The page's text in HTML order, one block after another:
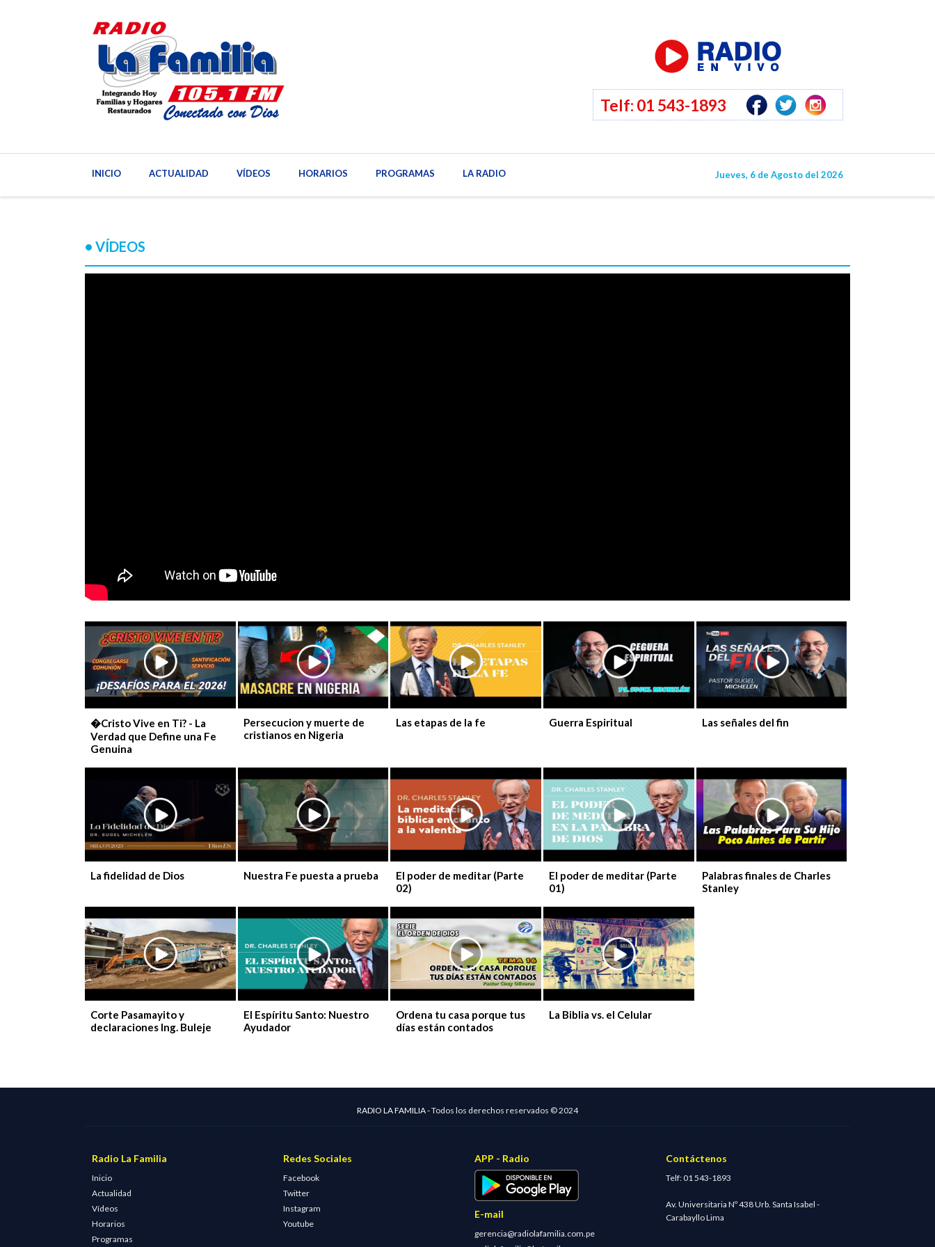
Telf: 01 543-1893
INICIO ACTUALIDAD VÍDEOS HORARIOS PROGRAMAS LA RADIO Jueves, 6 de Agosto del 2026
INICIO ACTUALIDAD VÍDEOS HORARIOS PROGRAMAS
• VÍDEOS
�Cristo Vive en Ti? - La
Verdad que Define una Fe
Genuina
Persecucion y muerte de
cristianos en Nigeria
Las etapas de la fe Guerra Espiritual Las señales del fin
La fidelidad de Dios Nuestra Fe puesta a prueba
El poder de meditar (Parte
02)
El poder de meditar (Parte
01)
Palabras finales de Charles
Stanley
Corte Pasamayito y
declaraciones Ing. Buleje
El Espíritu Santo: Nuestro
Ayudador
Ordena tu casa porque tus
días están contados
La Biblia vs. el Celular
RADIO LA FAMILIA -Todos los derechos reservados © 2024
Radio La Familia
Inicio
Actualidad
Vídeos
Horarios
Programas
Redes Sociales
Facebook
Twitter
Instagram
Youtube
APP - Radio
E-mail
gerencia@radiolafamilia.com.pe
Contáctenos
Telf: 01 543-1893
Av. Universitaria Nº 438 Urb. Santa Isabel -
Carabayllo Lima